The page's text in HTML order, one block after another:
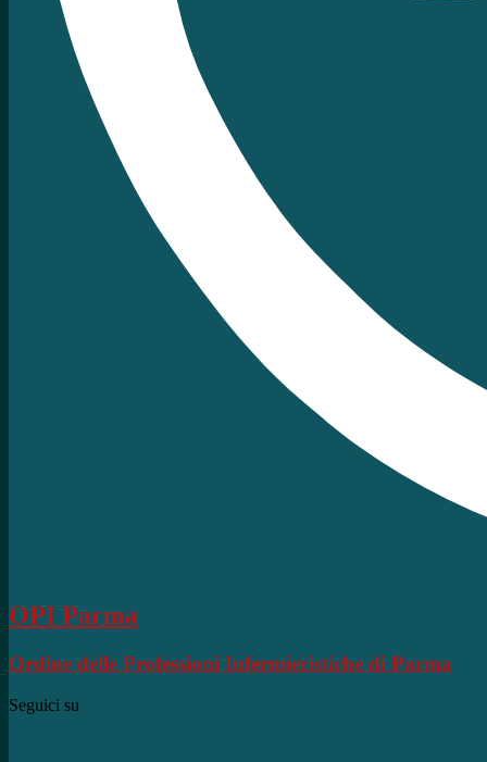
OPI Parma
Ordine delle Professioni Infermieristiche di Parma
Seguici su